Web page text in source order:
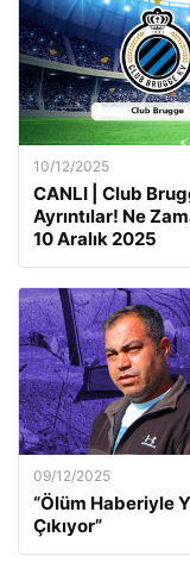
10/12/2025
CANLI | Club
Ayrıntılar! Ne
10 Aralık 2025
09/12/2025
“Ölüm Haberiyle
Çıkıyor”